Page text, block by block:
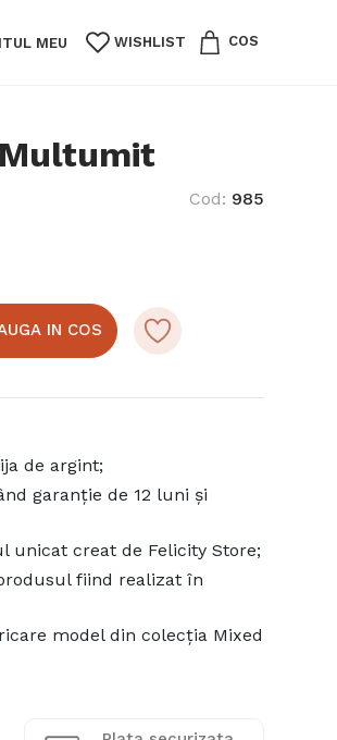
MEU WISHLIST COS
Cod: 985
IN COS
de argint;
garanție de 12 luni și
unicat creat de Felicity Store;
fiind realizat în
model din colecția Mixed